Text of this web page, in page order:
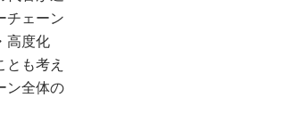
チェーン
高度化
も考え
ン全体の